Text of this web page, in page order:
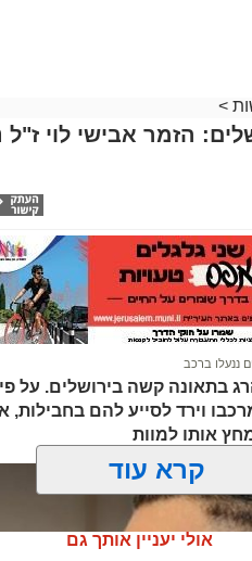
>
הזמר אבישי לוי
ננעלו ברכב
בתאונה קשה בירושלים. על
וירד לסייע להם
אותו למוות
קרא עוד
אולי יעניין אותך גם